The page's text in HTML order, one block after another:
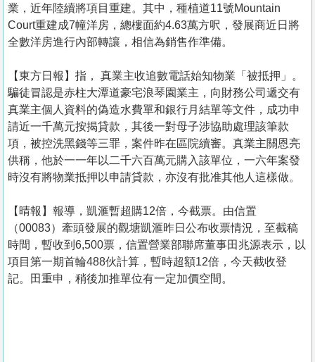
業，近年陸續將項目重建。其中，種植道11號Mountain
Court重建成7幢洋房，總樓面約4.63萬方呎，發展商近日將
全數洋房進行內部轉讓，相信為銷售作準備。
【東方日報】指， 真業主收追數電話始知物業「被抵押」。
騙徒冒認是赤柱大潭道豪宅浪琴園業主，向財務公司遞交有
真業主個人資料的偽造水費單和銀行月結單等文件，成功申
請近一千萬元按揭貸款，其後一對母子涉協助處理該筆款
項，被控洗黑錢等三罪，案件昨在區院續審。真業主關恩亮
供稱，他於一一年以二千六百萬元購入該單位，一六年案發
時沒有將物業抵押以申請貸款，亦沒有批准其他人這樣做。
【晴報】報導，凱滙暫超購12倍，今截票。由信置
（00083）牽頭發展的觀塘凱滙昨日公布收票情況，至截稿
時間，暫收到6,500票，信置營業部聯席董事田兆源表示，以
項目第一期首輪488伙計算，暫時超額12倍，今天截收登
記。田重申，稍後加推單位有一定加價空間。